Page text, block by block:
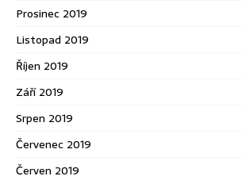
Prosinec 2019
Listopad 2019
Říjen 2019
Září 2019
Srpen 2019
Červenec 2019
Červen 2019